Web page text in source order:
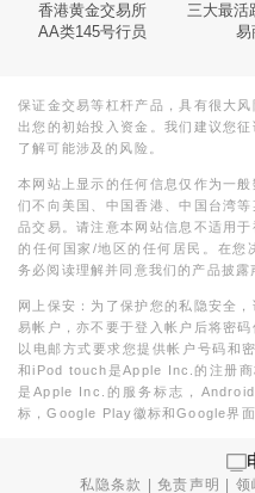
香港黄金交易所
AA类145号行员
三大最活
易
保证金交易等杠杆产品，具有很大
出您的初始投入资金。我们建议您
了解可能涉及的风险。
本网站上显示的任何信息仅作为一
们不向美国、中国香港、中国台湾
品交易。请注意本网站信息不适用
的任何国家/地区的任何居民。在您
务必阅读理解并同意我们的产品披露
网上保安：为了保护您的私隐安全
易帐户，亦不要于登入帐户后将密
以电邮方式要求您提供帐户号码和
和iPod touch是Apple Inc.的注册
是Apple Inc.的服务标志，
标，Google Play徽标和Google界
私隐条款 |免责声明 | 领